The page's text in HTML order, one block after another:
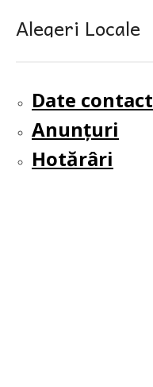
Alegeri Locale
Date contact
Anunțuri
Hotărâri